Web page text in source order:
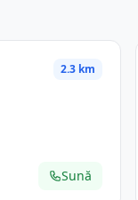
2.3 km
Sună